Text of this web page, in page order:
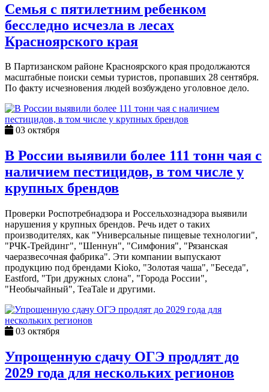
Семья с пятилетним ребенком
бесследно исчезла в лесах
Красноярского края
В Партизанском районе Красноярского края продолжаются
масштабные поиски семьи туристов, пропавших 28 сентября.
По факту исчезновения людей возбуждено уголовное дело.
03 октября
В России выявили более 111 тонн чая с
наличием пестицидов, в том числе у
крупных брендов
Проверки Роспотребнадзора и Россельхознадзора выявили
нарушения у крупных брендов. Речь идет о таких
производителях, как "Универсальные пищевые технологии",
"РЧК-Трейдинг", "Шеннун", "Симфония", "Рязанская
чаеразвесочная фабрика". Эти компании выпускают
продукцию под брендами Kioko, "Золотая чаша", "Беседа",
Eastford, "Три дружных слона", "Города России",
"Необычайный", TeaTale и другими.
03 октября
Упрощенную сдачу ОГЭ продлят до
2029 года для нескольких регионов